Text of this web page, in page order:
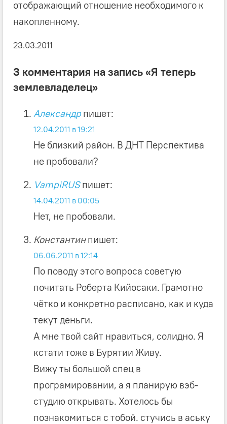
отображающий отношение необходимого к
накопленному.
23.03.2011
3 комментария на запись «Я теперь
землевладелец»
Александр пишет:
12.04.2011 в 19:21
Не близкий район. В ДНТ Перспектива
не пробовали?
VampiRUSпишет:
14.04.2011 в 00:05
Нет, не пробовали.
Константинпишет:
06.06.2011 в 12:14
По поводу этого вопроса советую
почитать Роберта Кийосаки. Грамотно
чётко и конкретно расписано, как и куда
текут деньги.
А мне твой сайт нравиться, солидно. Я
кстати тоже в Бурятии Живу.
Вижу ты большой спец в
програмировании, а я планирую вэб-
студию открывать. Хотелось бы
познакомиться с тобой. стучись в аську